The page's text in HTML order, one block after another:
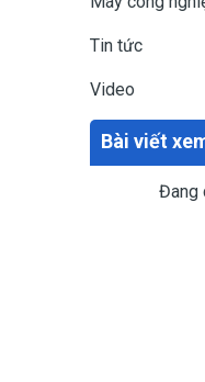
Tin tức
Video
Bài viết
Đang